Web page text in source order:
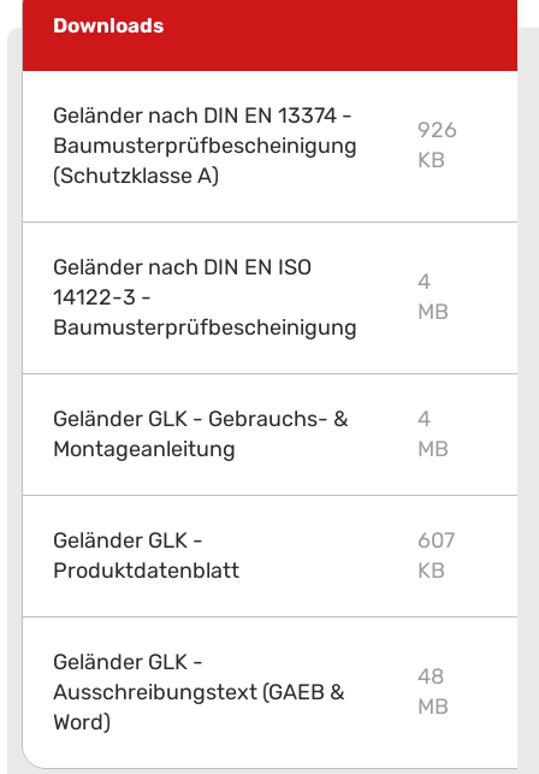
Downloads
Geländer nach DIN EN 13374 -
Baumusterprüfbescheinigung
(Schutzklasse A)
926
KB
Geländer nach DIN EN ISO
14122-3 -
Baumusterprüfbescheinigung
4
MB
Geländer GLK - Gebrauchs- &
Montageanleitung
4
MB
Geländer GLK -
Produktdatenblatt
607
KB
Geländer GLK -
Ausschreibungstext (GAEB &
Word)
48
MB